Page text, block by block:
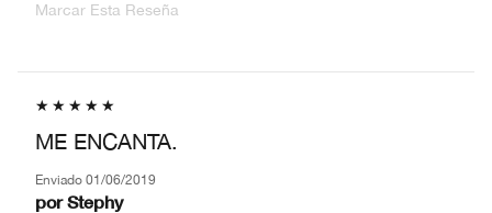
Marcar Esta Reseña
ME ENCANTA.
Enviado 01/06/2019
por Stephy